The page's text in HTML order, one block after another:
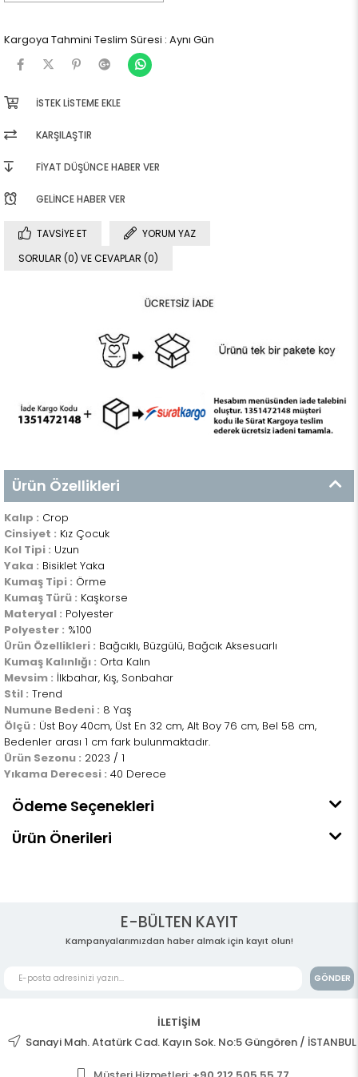
Kargoya Tahmini Teslim Süresi : Aynı Gün
İSTEK LISTEME EKLE
KARŞILAŞTIR
FIYAT DÜŞÜNCE HABER VER
GELINCE HABER VER
TAVSIYE ET
YORUM YAZ
SORULAR (0) VE CEVAPLAR (0)
Ürün Özellikleri
Kalıp : Crop
Cinsiyet : Kız Çocuk
Kol Tipi : Uzun
Yaka : Bisiklet Yaka
Kumaş Tipi : Örme
Kumaş Türü : Kaşkorse
Materyal : Polyester
Polyester : %100
Ürün Özellikleri : Bağcıklı, Büzgülü, Bağcık Aksesuarlı
Kumaş Kalınlığı : Orta Kalın
Mevsim : İlkbahar, Kış, Sonbahar
Stil : Trend
Numune Bedeni : 8 Yaş
Ölçü : Üst Boy 40cm, Üst En 32 cm, Alt Boy 76 cm, Bel 58 cm,
Bedenler arası 1 cm fark bulunmaktadır.
Ürün Sezonu : 2023 / 1
Yıkama Derecesi : 40 Derece
Ödeme Seçenekleri
Ürün Önerileri
E-BÜLTEN KAYIT
Kampanyalarımızdan haber almak için kayıt olun!
GÖNDER
İLETİŞİM
Sanayi Mah. Atatürk Cad. Kayın Sok. No:5 Güngören / İSTANBUL